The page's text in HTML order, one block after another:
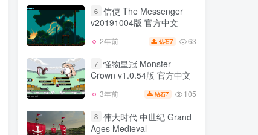
6 信使 The Messenger
v20191004版 官方中文
2年前 钻石7 63
7 怪物皇冠 Monster
Crown v1.0.54版 官方中文
3年前 钻石7 105
8 伟大时代 中世纪 Grand
Ages Medieval